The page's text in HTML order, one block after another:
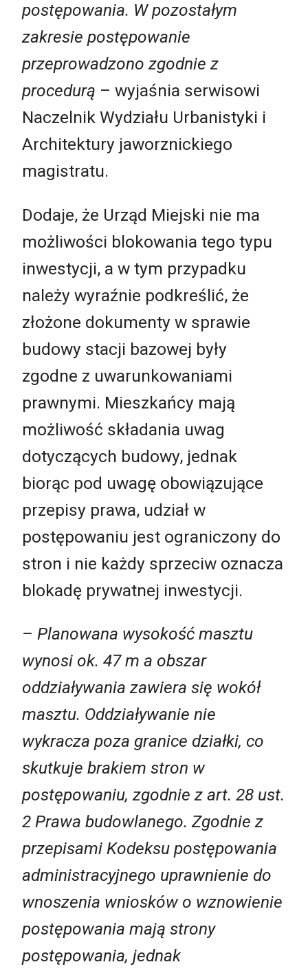
postępowania. W pozostałym
zakresie postępowanie
przeprowadzono zgodnie z
procedurą – wyjaśnia serwisowi
Naczelnik Wydziału Urbanistyki i
Architektury jaworznickiego
magistratu.
Dodaje, że Urząd Miejski nie ma
możliwości blokowania tego typu
inwestycji, a w tym przypadku
należy wyraźnie podkreślić, że
złożone dokumenty w sprawie
budowy stacji bazowej były
zgodne z uwarunkowaniami
prawnymi. Mieszkańcy mają
możliwość składania uwag
dotyczących budowy, jednak
biorąc pod uwagę obowiązujące
przepisy prawa, udział w
postępowaniu jest ograniczony do
stron i nie każdy sprzeciw oznacza
blokadę prywatnej inwestycji.
– Planowana wysokość masztu
wynosi ok. 47 m a obszar
oddziaływania zawiera się wokół
masztu. Oddziaływanie nie
wykracza poza granice działki, co
skutkuje brakiem stron w
postępowaniu, zgodnie z art. 28 ust.
2 Prawa budowlanego. Zgodnie z
przepisami Kodeksu postępowania
administracyjnego uprawnienie do
wnoszenia wniosków o wznowienie
postępowania mają strony
postępowania, jednak